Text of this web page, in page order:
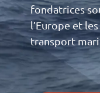
fondatrices
l’Europe et
transport